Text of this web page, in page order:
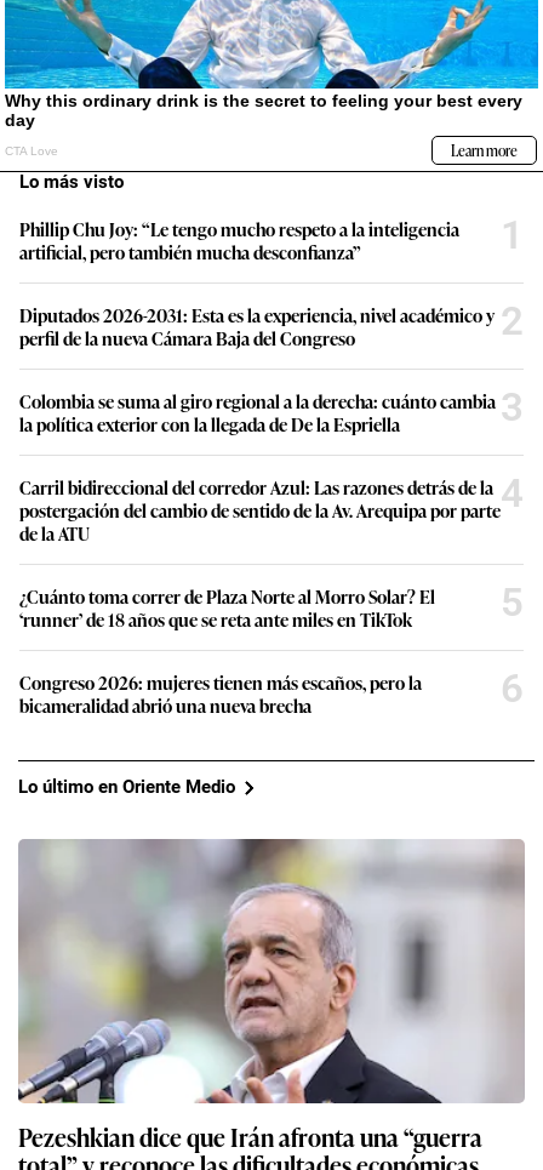
Lo más visto
Phillip Chu Joy: “Le tengo mucho respeto a la inteligencia
artificial, pero también mucha desconfianza”
1
Diputados 2026-2031: Esta es la experiencia, nivel académico y
perfil de la nueva Cámara Baja del Congreso
2
Colombia se suma al giro regional a la derecha: cuánto cambia
la política exterior con la llegada de De la Espriella
3
Carril bidireccional del corredor Azul: Las razones detrás de la
postergación del cambio de sentido de la Av. Arequipa por parte
de la ATU
4
¿Cuánto toma correr de Plaza Norte al Morro Solar? El
‘runner’ de 18 años que se reta ante miles en TikTok
5
Congreso 2026: mujeres tienen más escaños, pero la
bicameralidad abrió una nueva brecha
6
Lo último en Oriente Medio
Pezeshkian dice que Irán afronta una “guerra